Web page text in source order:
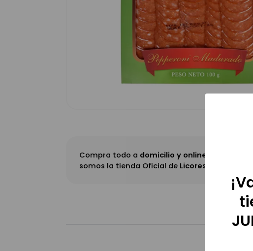
Compra todo a domicilio y online
somos la tienda Oficial de Licores Junior